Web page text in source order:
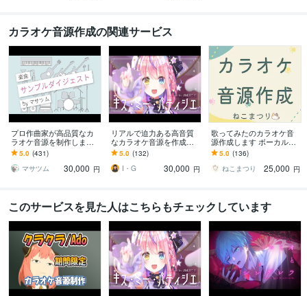
カラオケ音源作成の関連サービス
プロ作曲家が高品質なカ
ラオケ音源を制作します
歌ってみたを作りたい！
歌いたい曲のオケがな
い！でお困りの方
5.0 (431)
マサツム
30,000 円
リアルで迫力ある高音質
なカラオケ音源を作成し
ます エレキギターは生演
奏！アニソン・アイドル
ソングが得意です！
5.0 (132)
I・G
30,000 円
歌ってみたのカラオケ音
源作成します ボーカルMI
X,マスタリングも合わせ
てお引き受けも可能で
す！
5.0 (136)
ねこまつり
25,000 円
このサービスを見た人はこちらもチェックしています